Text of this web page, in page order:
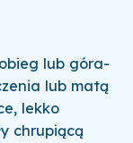
lub góra-
lub matą
lekko
chrupiącą